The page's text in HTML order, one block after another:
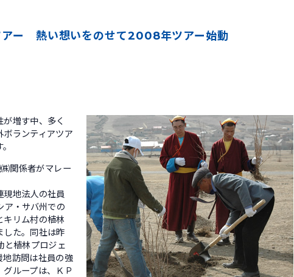
アー 熱い想いをのせて2008年ツアー始動
増す中、多く
ランティアツア
関係者がマレー
現地法人の社員
ア・サバ州での
キリム村の植林
した。同社は昨
と植林プロジェ
地訪問は社員の強
ループは、ＫＰ